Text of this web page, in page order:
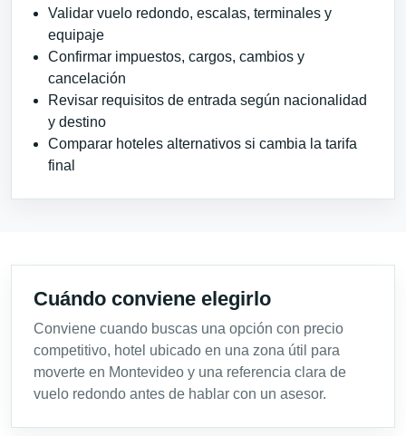
Validar vuelo redondo, escalas, terminales y
equipaje
Confirmar impuestos, cargos, cambios y
cancelación
Revisar requisitos de entrada según nacionalidad
y destino
Comparar hoteles alternativos si cambia la tarifa
final
Cuándo conviene elegirlo
Conviene cuando buscas una opción con precio
competitivo, hotel ubicado en una zona útil para
moverte en Montevideo y una referencia clara de
vuelo redondo antes de hablar con un asesor.